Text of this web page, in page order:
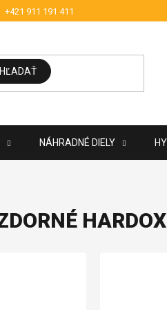
+421 911 191 411
HĽADAŤ
NÁHRADNÉ DIELY